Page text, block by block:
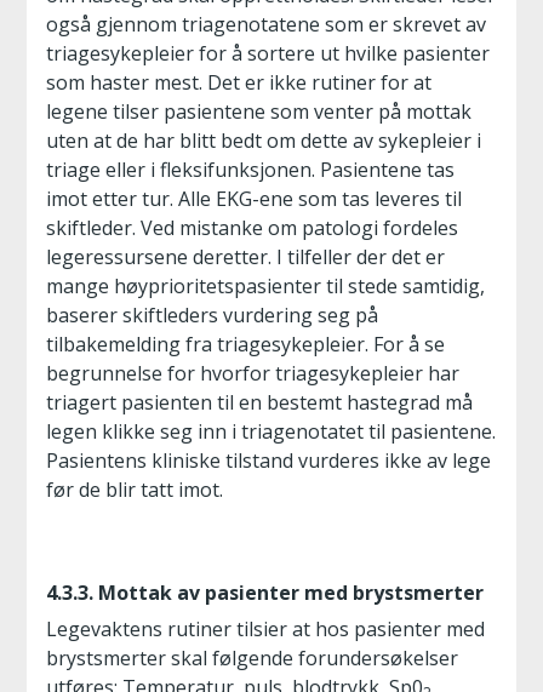
også gjennom triagenotatene som er skrevet av
triagesykepleier for å sortere ut hvilke pasienter
som haster mest. Det er ikke rutiner for at
legene tilser pasientene som venter på mottak
uten at de har blitt bedt om dette av sykepleier i
triage eller i fleksifunksjonen. Pasientene tas
imot etter tur. Alle EKG-ene som tas leveres til
skiftleder. Ved mistanke om patologi fordeles
legeressursene deretter. I tilfeller der det er
mange høyprioritetspasienter til stede samtidig,
baserer skiftleders vurdering seg på
tilbakemelding fra triagesykepleier. For å se
begrunnelse for hvorfor triagesykepleier har
triagert pasienten til en bestemt hastegrad må
legen klikke seg inn i triagenotatet til pasientene.
Pasientens kliniske tilstand vurderes ikke av lege
før de blir tatt imot.
4.3.3. Mottak av pasienter med brystsmerter
Legevaktens rutiner tilsier at hos pasienter med
brystsmerter skal følgende forundersøkelser